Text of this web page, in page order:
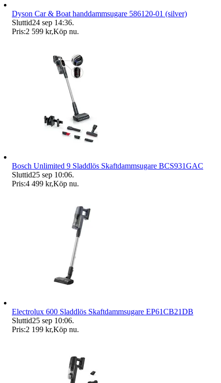
Dyson Car & Boat handdammsugare 586120-01 (silver)
Sluttid24 sep 14:36.
Pris:2 599 kr,Köp nu.
Bosch Unlimited 9 Sladdlös Skaftdammsugare BCS931GAC
Sluttid25 sep 10:06.
Pris:4 499 kr,Köp nu.
Electrolux 600 Sladdlös Skaftdammsugare EP61CB21DB
Sluttid25 sep 10:06.
Pris:2 199 kr,Köp nu.